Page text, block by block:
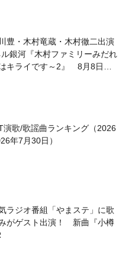
豊・木村竜蔵・木村徹二出演
銀河『木村ファミリーみだれ
キライです～2』 8月8日
演歌/歌謡曲ランキング（2026
年7月30日）
ラジオ番組「やまステ」に歌
がゲスト出演！ 新曲『小樽